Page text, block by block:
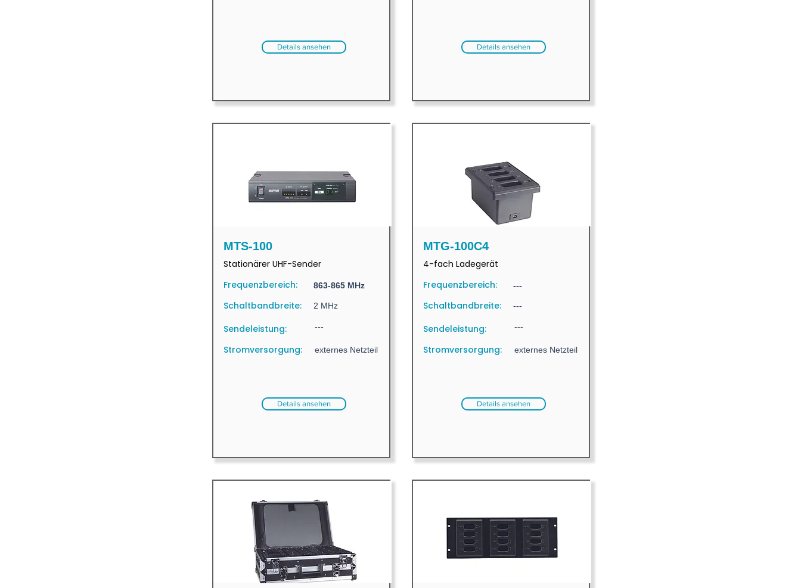
Details ansehen
MTS-100
Stationärer UHF-Sender
863-865 MHz
Frequenzbereich:
Schaltbandbreite:
2 MHz
Sendeleistung:
Stromversorgung:
---
externes Netzteil
Details ansehen
Details ansehen
MTG-100C4
4-fach Ladegerät
---
Frequenzbereich:
Schaltbandbreite:
---
Sendeleistung:
Stromversorgung:
---
externes Netzteil
Details ansehen